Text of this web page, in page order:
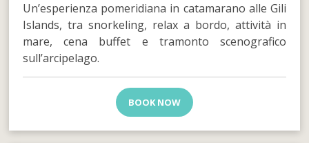
Un’esperienza pomeridiana in catamarano alle Gili
Islands, tra snorkeling, relax a bordo, attività in
mare, cena buffet e tramonto scenografico
sull’arcipelago.
BOOK NOW